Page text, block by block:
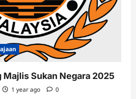
Majlis Sukan Negara 2025
1 year ago 0